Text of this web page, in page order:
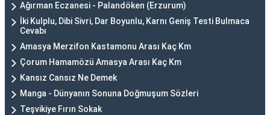
Ağırman Eczanesi - Palandöken (Erzurum)
İki Kulplu, Dibi Sivri, Dar Boyunlu, Karnı Geniş Testi Bulmaca
Cevabı
Amasya Merzifon Kastamonu Arası Kaç Km
Çorum Hamamözü Amasya Arası Kaç Km
Kansız Cansız Ne Demek
Manga - Dünyanın Sonuna Doğmuşum Sözleri
Teşvikiye Fırın Sokak